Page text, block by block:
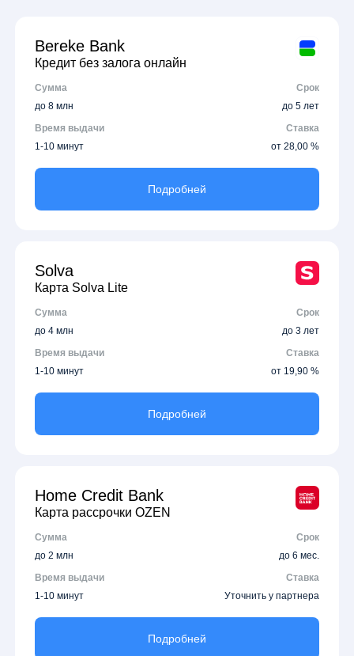
Bereke Bank
Кредит без залога онлайн
Сумма
Срок
до 8 млн
до 5 лет
Время выдачи
Ставка
1-10 минут
от 28,00 %
Подробней
Solva
Карта Solva Lite
Сумма
Срок
до 4 млн
до 3 лет
Время выдачи
Ставка
1-10 минут
от 19,90 %
Подробней
Home Credit Bank
Карта рассрочки OZEN
Сумма
Срок
до 2 млн
до 6 мес.
Время выдачи
Ставка
1-10 минут
Уточнить у партнера
Подробней